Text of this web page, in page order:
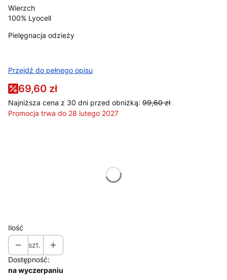
Wierzch
100% Lyocell
Pielęgnacja odzieży
Przejdź do pełnego opisu
69,60 zł
Najniższa cena z 30 dni przed obniżką: 99,60 zł
Promocja trwa do 28 lutego 2027
Ilość
szt.
Dostępność:
na wyczerpaniu